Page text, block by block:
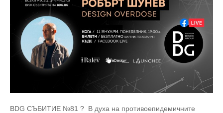
BDG СЪБИТИЕ №81 ? В духа на противоепидемичните